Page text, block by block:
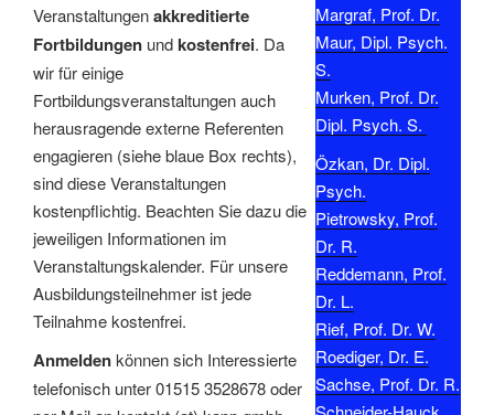
Veranstaltungenakkreditierte
Fortbildungen undkostenfrei. Da
wir für einige
Fortbildungsveranstaltungen auch
herausragende externe Referenten
engagieren (siehe blaue Box rechts),
sind diese Veranstaltungen
kostenpflichtig. Beachten Sie dazu die
jeweiligen Informationen im
Veranstaltungskalender. Für unsere
Ausbildungsteilnehmer ist jede
Teilnahme kostenfrei.
Anmeldenkönnen sich Interessierte
telefonisch unter 01515 3528678 oder
Margraf, Prof. Dr.
Maur, Dipl. Psych.
S.
Murken, Prof. Dr.
Dipl. Psych. S.
Özkan, Dr. Dipl.
Psych.
Pietrowsky, Prof.
Dr. R.
Reddemann, Prof.
Dr. L.
Rief, Prof. Dr. W.
Roediger, Dr. E.
Sachse, Prof. Dr. R.